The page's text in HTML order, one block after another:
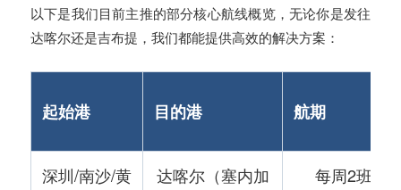
以下是我们目前主推的部分核心航线概览，无论你是发往
达喀尔还是吉布提，我们都能提供高效的解决方案：
起始港 目的港 航期
深圳/南沙/黄
达喀尔（塞内加
每周2班